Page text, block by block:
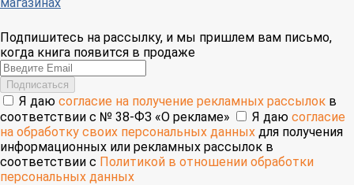
Подпишитесь на рассылку, и мы пришлем вам письмо,
когда книга появится в продаже
Email
Подписаться
Я даю согласие на получение рекламных рассылок в
соответствии с № 38-ФЗ «О рекламе»
Я даю согласие
на обработку своих персональных данных для получения
информационных или рекламных рассылок в
соответствии с Политикой в отношении обработки
персональных данных